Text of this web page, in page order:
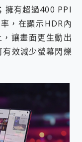
擁有超過400 PPI
，在顯示HDR內
讓畫面更生動出
效減少螢幕閃爍